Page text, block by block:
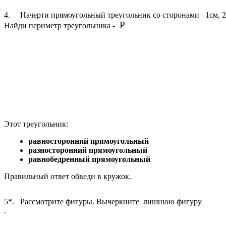
4. Начерти прямоугольный треугольник со сторонами 1см,
Найди периметр треугольника - P
Этот треугольник:
равносторонний прямоугольный
разносторонний прямоугольный
равнобедренный прямоугольный
Правильный ответ обведи в кружок.
5*. Рассмотрите фигуры. Вычеркните лишнюю фигуру
.